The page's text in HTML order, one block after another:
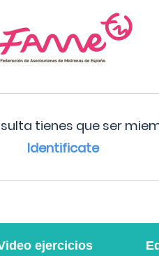
tienes que ser
Identificate
ejercicios